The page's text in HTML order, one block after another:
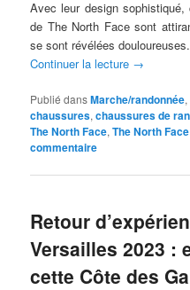
Avec leur design
de The North Face sont
se sont révélées douloureuses.
Continuer la lecture →
Publié dansMarche/randonnée,
chaussures,chaussures de
The North Face,The North
commentaire
Retour
Versailles 2023 :
cette Côte des